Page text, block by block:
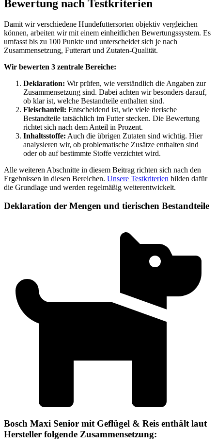
Bewertung nach Testkriterien
Damit wir verschiedene Hundefuttersorten objektiv vergleichen
können, arbeiten wir mit einem einheitlichen Bewertungssystem. Es
umfasst bis zu 100 Punkte und unterscheidet sich je nach
Zusammensetzung, Futterart und Zutaten-Qualität.
Wir bewerten 3 zentrale Bereiche:
Deklaration: Wir prüfen, wie verständlich die Angaben zur
Zusammensetzung sind. Dabei achten wir besonders darauf,
ob klar ist, welche Bestandteile enthalten sind.
Fleischanteil: Entscheidend ist, wie viele tierische
Bestandteile tatsächlich im Futter stecken. Die Bewertung
richtet sich nach dem Anteil in Prozent.
Inhaltsstoffe: Auch die übrigen Zutaten sind wichtig. Hier
analysieren wir, ob problematische Zusätze enthalten sind
oder ob auf bestimmte Stoffe verzichtet wird.
Alle weiteren Abschnitte in diesem Beitrag richten sich nach den
Ergebnissen in diesen Bereichen. Unsere Testkriterien bilden dafür
die Grundlage und werden regelmäßig weiterentwickelt.
Deklaration der Mengen und tierischen Bestandteile
Bosch Maxi Senior mit Geflügel & Reis enthält laut
Hersteller folgende Zusammensetzung: